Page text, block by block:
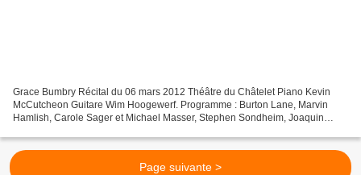
Grace Bumbry Récital du 06 mars 2012 Théâtre du Châtelet Piano Kevin
McCutcheon Guitare Wim Hoogewerf. Programme : Burton Lane, Marvin
Hamlish, Carole Sager et Michael Masser, Stephen Sondheim, Joaquin
Page suivante >